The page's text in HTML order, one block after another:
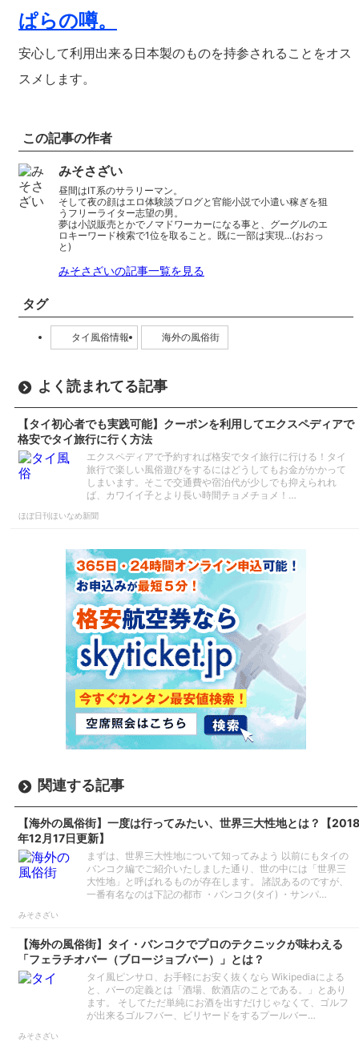
ぱらの噂。
安心して利用出来る日本製のものを持参されることをオス
スメします。
この記事の作者
みそさざい
昼間はIT系のサラリーマン。
そして夜の顔はエロ体験談ブログと官能小説で小遣い稼ぎを狙
うフリーライター志望の男。
夢は小説販売とかでノマドワーカーになる事と、グーグルのエ
ロキーワード検索で1位を取ること。既に一部は実現...(おおっ
と)
みそさざいの記事一覧を見る
タグ
タイ風俗情報 海外の風俗街
よく読まれてる記事
【タイ初心者でも実践可能】クーポンを利用してエクスペディアで
格安でタイ旅行に行く方法
エクスペディアで予約すれば格安でタイ旅行に行ける！タイ
旅行で楽しい風俗遊びをするにはどうしてもお金がかかって
しまいます。そこで交通費や宿泊代が少しでも抑えられれ
ば、カワイイ子とより長い時間チョメチョメ！…
ほぼ日刊ほいなめ新聞
関連する記事
【海外の風俗街】一度は行ってみたい、世界三大性地とは？【2018
年12月17日更新】
まずは、世界三大性地について知ってみよう 以前にもタイの
バンコク編でご紹介いたしました通り、世の中には「世界三
大性地」と呼ばれるものが存在します。 諸説あるのですが、
一番有名なのは下記の都市 ・バンコク(タイ) ・サンパ…
みそさざい
【海外の風俗街】タイ・バンコクでプロのテクニックが味わえる
「フェラチオバー（ブロージョブバー）」とは？
タイ風ピンサロ、お手軽にお安く抜くなら Wikipediaによる
と、バーの定義とは「酒場、飲酒店のことである。」とあり
ます。 そしてただ単純にお酒を出すだけじゃなくて、ゴルフ
が出来るゴルフバー、ビリヤードをするプールバー…
みそさざい